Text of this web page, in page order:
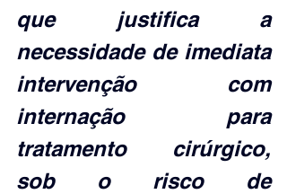
que justifica a
necessidade de imediata
intervenção com
internação para
tratamento cirúrgico,
sob o risco de